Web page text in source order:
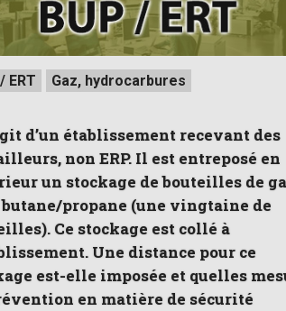
ERT Gaz, hydrocarbures
d’un établissement recevant des
non ERP. Il est entreposé en
un stockage de bouteilles de
propane (une vingtaine de
Ce stockage est collé à
Une distance pour ce
est-elle imposée et quelles
en matière de sécurité